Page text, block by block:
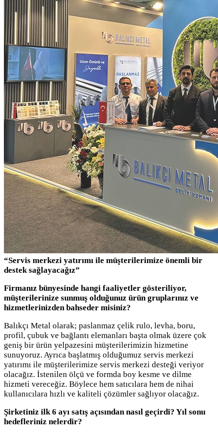
“Servis merkezi yatırımı ile müşterilerimize önemli bir
destek sağlayacağız”
Firmanız bünyesinde hangi faaliyetler gösteriliyor,
müşterilerinize sunmuş olduğunuz ürün gruplarınız ve
hizmetlerinizden bahseder misiniz?
Balıkçı Metal olarak; paslanmaz çelik rulo, levha, boru,
profil, çubuk ve bağlantı elemanları başta olmak üzere çok
geniş bir ürün yelpazesini müşterilerimizin hizmetine
sunuyoruz. Ayrıca başlatmış olduğumuz servis merkezi
yatırımı ile müşterilerimize servis merkezi desteği veriyor
olacağız. İstenilen ölçü ve formda boy kesme ve dilme
hizmeti vereceğiz. Böylece hem satıcılara hem de nihai
kullanıcılara hızlı ve kaliteli çözümler sağlıyor olacağız.
Şirketiniz ilk 6 ayı satış açısından nasıl geçirdi? Yıl sonu
hedefleriniz nelerdir?